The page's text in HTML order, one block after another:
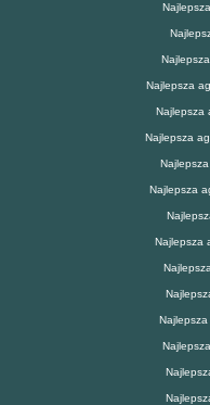
Najlepsza
Najlepsza
Najlepsza
Najlepsza
Najlepsza